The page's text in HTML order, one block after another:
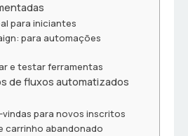
para iniciantes
para automações
e testar ferramentas
de fluxos automatizados
vindas para novos inscritos
carrinho abandonado